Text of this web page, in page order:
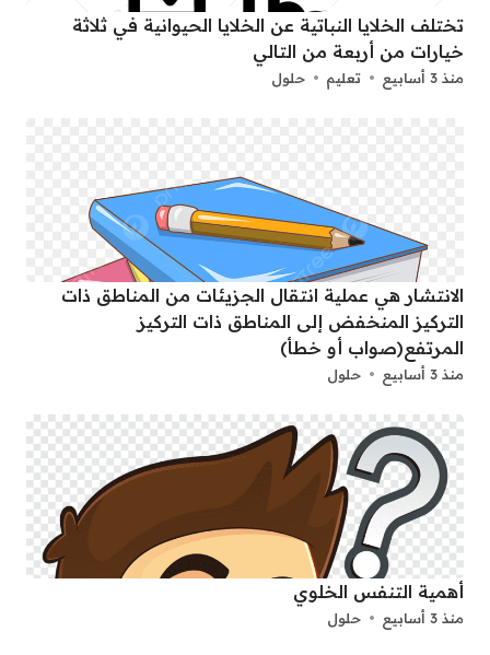
تختلف الخلايا النباتية عن الخلايا الحيوانية في ثلاثة
خيارات من أربعة من التالي
منذ 3 أسابيع تعليم حلول
الانتشار هي عملية انتقال الجزيئات من المناطق ذات
التركيز المنخفض إلى المناطق ذات التركيز
المرتفع(صواب أو خطأ)
منذ 3 أسابيع حلول
أهمية التنفس الخلوي
منذ 3 أسابيع حلول